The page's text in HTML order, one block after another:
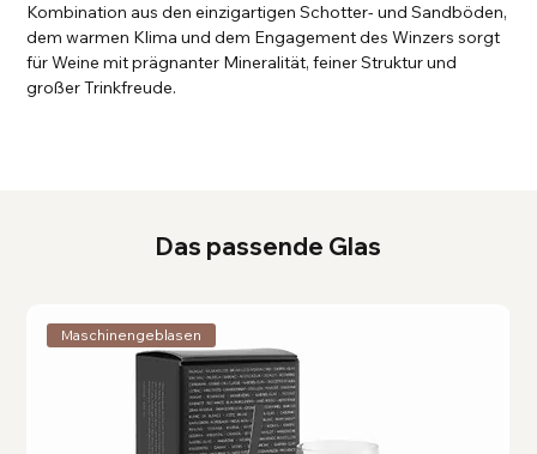
Das passende Glas
Maschinengeblasen
Kombination aus den einzigartigen Schotter- und Sandböden,
dem warmen Klima und dem Engagement des Winzers sorgt
für Weine mit prägnanter Mineralität, feiner Struktur und
großer Trinkfreude.